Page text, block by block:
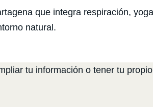
que integra respiración,
natural.
tu información o tener tu